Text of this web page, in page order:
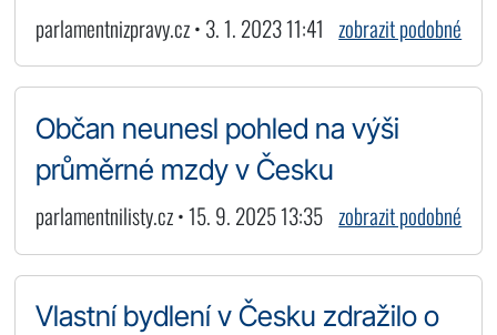
parlamentnizpravy.cz • 3. 1. 2023 11:41 zobrazit podobné
Občan neunesl pohled na výši
průměrné mzdy v Česku
parlamentnilisty.cz • 15. 9. 2025 13:35 zobrazit podobné
Vlastní bydlení v Česku zdražilo o